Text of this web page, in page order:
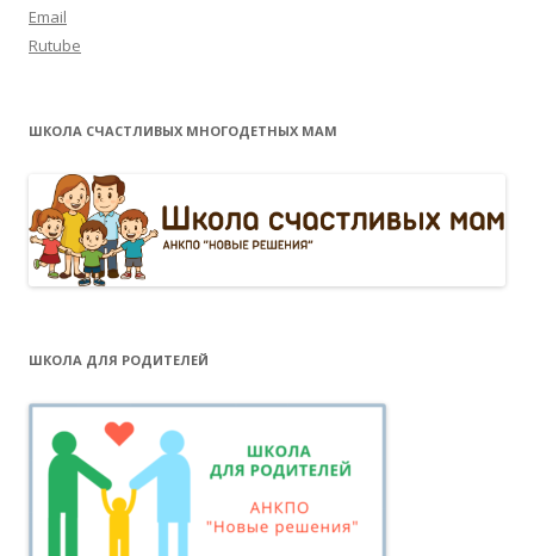
Email
Rutube
ШКОЛА СЧАСТЛИВЫХ МНОГОДЕТНЫХ МАМ
ШКОЛА ДЛЯ РОДИТЕЛЕЙ